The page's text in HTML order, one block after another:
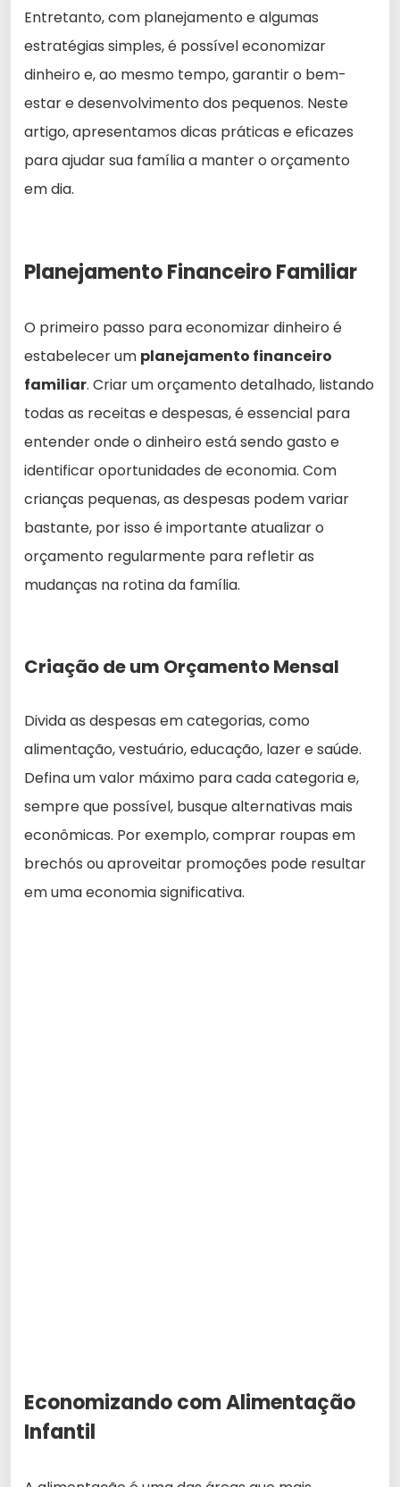
Entretanto, com planejamento e algumas
estratégias simples, é possível economizar
dinheiro e, ao mesmo tempo, garantir o bem-
estar e desenvolvimento dos pequenos. Neste
artigo, apresentamos dicas práticas e eficazes
para ajudar sua família a manter o orçamento
em dia.
Planejamento Financeiro Familiar
O primeiro passo para economizar dinheiro é
estabelecer um planejamento financeiro
familiar. Criar um orçamento detalhado, listando
todas as receitas e despesas, é essencial para
entender onde o dinheiro está sendo gasto e
identificar oportunidades de economia. Com
crianças pequenas, as despesas podem variar
bastante, por isso é importante atualizar o
orçamento regularmente para refletir as
mudanças na rotina da família.
Criação de um Orçamento Mensal
Divida as despesas em categorias, como
alimentação, vestuário, educação, lazer e saúde.
Defina um valor máximo para cada categoria e,
sempre que possível, busque alternativas mais
econômicas. Por exemplo, comprar roupas em
brechós ou aproveitar promoções pode resultar
em uma economia significativa.
Economizando com Alimentação
Infantil